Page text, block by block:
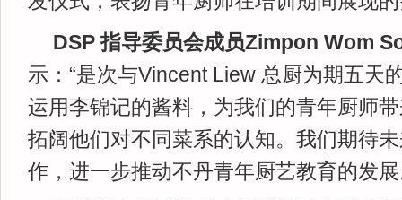
DSP 指导委员会成员Zimpon Wom
示：“是次与Vincent Liew 总厨为期五天
运用李锦记的酱料，为我们的青年厨师
拓阔他们对不同菜系的认知。我们期待
作，进一步推动不丹青年厨艺教育的发展